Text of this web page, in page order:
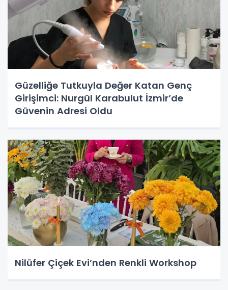
Güzelliğe Tutkuyla Değer Katan Genç
Girişimci: Nurgül Karabulut İzmir’de
Güvenin Adresi Oldu
Nilüfer Çiçek Evi’nden Renkli Workshop